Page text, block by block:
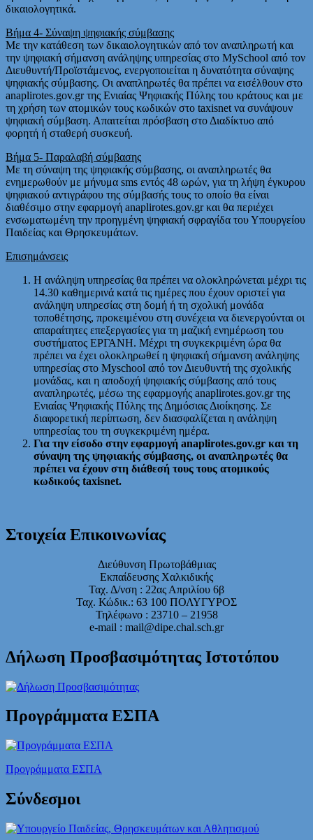
δικαιολογητικά.
Βήμα 4- Σύναψη ψηφιακής σύμβασης
Με την κατάθεση των δικαιολογητικών από τον αναπληρωτή και
την ψηφιακή σήμανση ανάληψης υπηρεσίας στο MySchool από τον
Διευθυντή/Προϊστάμενος, ενεργοποιείται η δυνατότητα σύναψης
ψηφιακής σύμβασης. Οι αναπληρωτές θα πρέπει να εισέλθουν στο
anaplirotes.gov.gr της Ενιαίας Ψηφιακής Πύλης του κράτους και με
τη χρήση των ατομικών τους κωδικών στο taxisnet να συνάψουν
ψηφιακή σύμβαση. Απαιτείται πρόσβαση στο Διαδίκτυο από
φορητή ή σταθερή συσκευή.
Βήμα 5- Παραλαβή σύμβασης
Με τη σύναψη της ψηφιακής σύμβασης, οι αναπληρωτές θα
ενημερωθούν με μήνυμα sms εντός 48 ωρών, για τη λήψη έγκυρου
ψηφιακού αντιγράφου της σύμβασής τους το οποίο θα είναι
διαθέσιμο στην εφαρμογή anaplirotes.gov.gr και θα περιέχει
ενσωματωμένη την προηγμένη ψηφιακή σφραγίδα του Υπουργείου
Παιδείας και Θρησκευμάτων.
Επισημάνσεις
Η ανάληψη υπηρεσίας θα πρέπει να ολοκληρώνεται μέχρι τις
14.30 καθημερινά κατά τις ημέρες που έχουν οριστεί για
ανάληψη υπηρεσίας στη δομή ή τη σχολική μονάδα
τοποθέτησης, προκειμένου στη συνέχεια να διενεργούνται οι
απαραίτητες επεξεργασίες για τη μαζική ενημέρωση του
συστήματος ΕΡΓΑΝΗ. Μέχρι τη συγκεκριμένη ώρα θα
πρέπει να έχει ολοκληρωθεί η ψηφιακή σήμανση ανάληψης
υπηρεσίας στο Myschool από τον Διευθυντή της σχολικής
μονάδας, και η αποδοχή ψηφιακής σύμβασης από τους
αναπληρωτές, μέσω της εφαρμογής anaplirotes.gov.gr της
Ενιαίας Ψηφιακής Πύλης της Δημόσιας Διοίκησης. Σε
διαφορετική περίπτωση, δεν διασφαλίζεται η ανάληψη
υπηρεσίας του τη συγκεκριμένη ημέρα.
Για την είσοδο στην εφαρμογή anaplirotes.gov.gr και τη
σύναψη της ψηφιακής σύμβασης, οι αναπληρωτές θα
πρέπει να έχουν στη διάθεσή τους τους ατομικούς
κωδικούς taxisnet.
Στοιχεία Επικοινωνίας
Διεύθυνση Πρωτοβάθμιας
Εκπαίδευσης Χαλκιδικής
Ταχ. Δ/νση : 22ας Απριλίου 6β
Ταχ. Κώδικ.: 63 100 ΠΟΛΥΓΥΡΟΣ
Τηλέφωνο : 23710 – 21958
e-mail : mail@dipe.chal.sch.gr
Δήλωση Προσβασιμότητας Ιστοτόπου
Προγράμματα ΕΣΠΑ
Προγράμματα ΕΣΠΑ
Σύνδεσμοι